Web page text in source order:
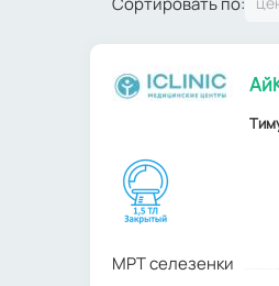
МРТ селезенки